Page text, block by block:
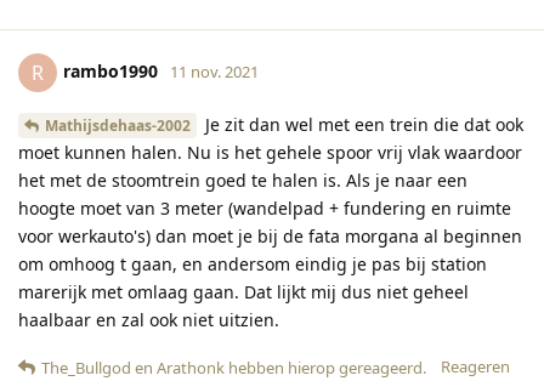
R rambo1990 11 nov. 2021
Mathijsdehaas-2002
Je zit dan wel met een trein die dat ook
moet kunnen halen. Nu is het gehele spoor vrij vlak waardoor
het met de stoomtrein goed te halen is. Als je naar een
hoogte moet van 3 meter (wandelpad + fundering en ruimte
voor werkauto's) dan moet je bij de fata morgana al beginnen
om omhoog t gaan, en andersom eindig je pas bij station
marerijk met omlaag gaan. Dat lijkt mij dus niet geheel
haalbaar en zal ook niet uitzien.
Reageren
The_Bullgod en Arathonk hebben hierop gereageerd.